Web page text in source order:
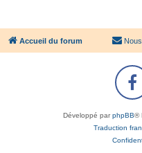
Accueil du forum
Développé parphpBB®
Traduction